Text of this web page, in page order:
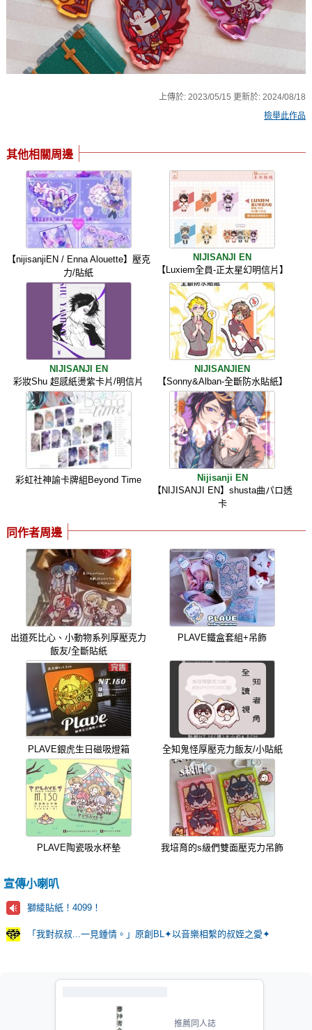
上傳於: 2023/05/15 更新於: 2024/08/18
檢舉此作品
其他相關周邊
【nijisanjiEN / Enna Alouette】壓克
力/貼紙
NIJISANJI EN
【Luxiem全員-正太星幻明信片】
NIJISANJI EN
彩妝Shu 超感紙燙紫卡片/明信片
NIJISANJIEN
【Sonny&Alban-全斷防水貼紙】
彩虹社神諭卡牌組Beyond Time
Nijisanji EN
【NIJISANJI EN】shusta曲パロ透
卡
同作者周邊
出道死比心、小動物系列厚壓克力
飯友/全斷貼紙
PLAVE鐵盒套組+吊飾
PLAVE銀虎生日磁吸燈箱 全知鬼怪厚壓克力飯友/小貼紙
PLAVE陶瓷吸水杯墊 我培育的s級們雙面壓克力吊飾
宣傳小喇叭
獅綾貼紙！4099！
「我對叔叔...一見鍾情。」原創BL✦以音樂相繫的叔姪之愛✦
推薦同人誌